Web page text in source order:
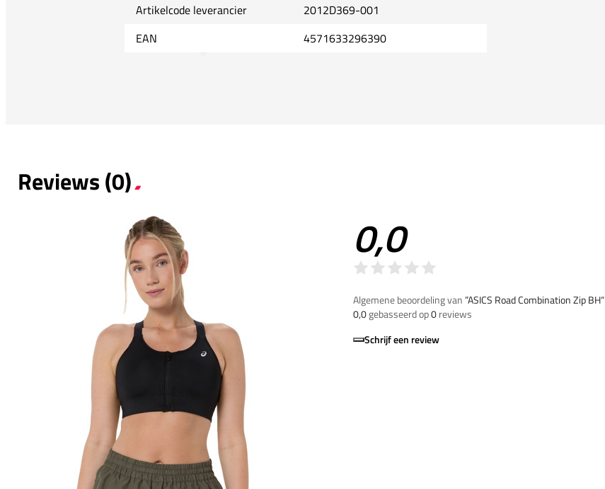
Artikelcode leverancier
2012D369-001
EAN
4571633296390
Reviews (0)
0,0
Algemene beoordeling van”ASICS Road Combination Zip BH“
0,0gebasseerd op0reviews
Schrijf een review